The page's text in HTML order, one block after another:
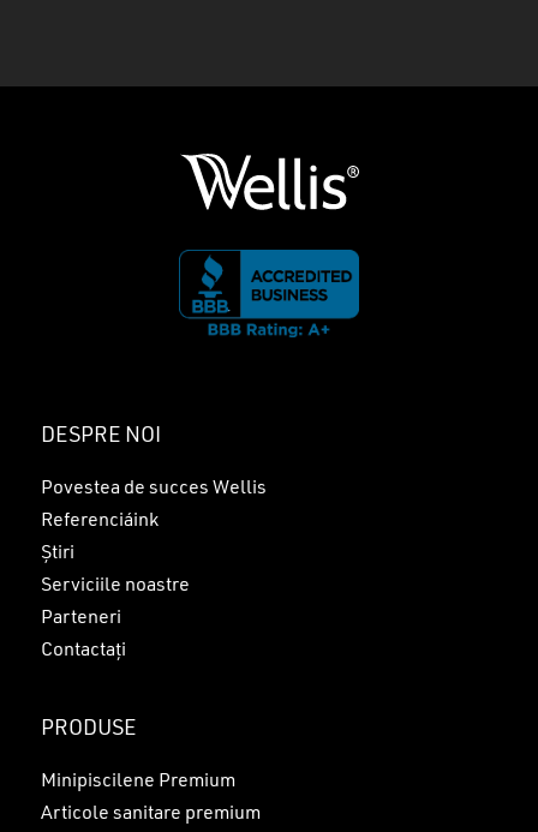
GO TO SHOP
DESPRE NOI
Povestea de succes Wellis
Referenciáink
Știri
Serviciile noastre
Parteneri
Contactați
PRODUSE
Minipiscilene Premium
Articole sanitare premium